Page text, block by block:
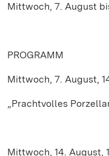
Mittwoch, 7. August
PROGRAMM
Mittwoch, 7. August,
„Prachtvolles
Mittwoch, 14. August,